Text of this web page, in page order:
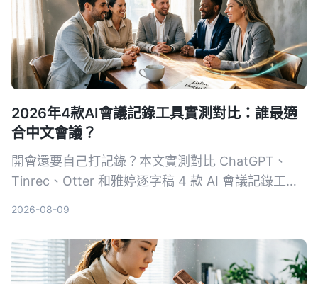
2026年4款AI會議記錄工具實測對比：誰最適
合中文會議？
開會還要自己打記錄？本文實測對比 ChatGPT、
Tinrec、Otter 和雅婷逐字稿 4 款 AI 會議記錄工
2026-08-09